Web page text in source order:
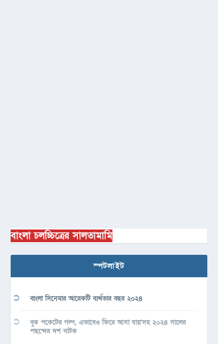
বাংলা চলচ্চিত্রের সালতামামি
স্পটলাইট
বাংলা সিনেমার আরেকটি ব্যর্থতার বছর ২০২৪
বুক পকেটের গল্প, এভাবেও ফিরে আসা যায়’সহ ২০২৪ সালের
পছন্দের দশ নাটক